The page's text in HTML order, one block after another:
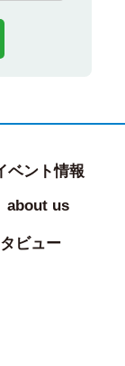
ベント情報
about us
ビュー